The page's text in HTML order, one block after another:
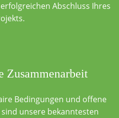
Abschluss Ihres
Zusammenarbeit
Bedingungen und offene
unsere bekanntesten